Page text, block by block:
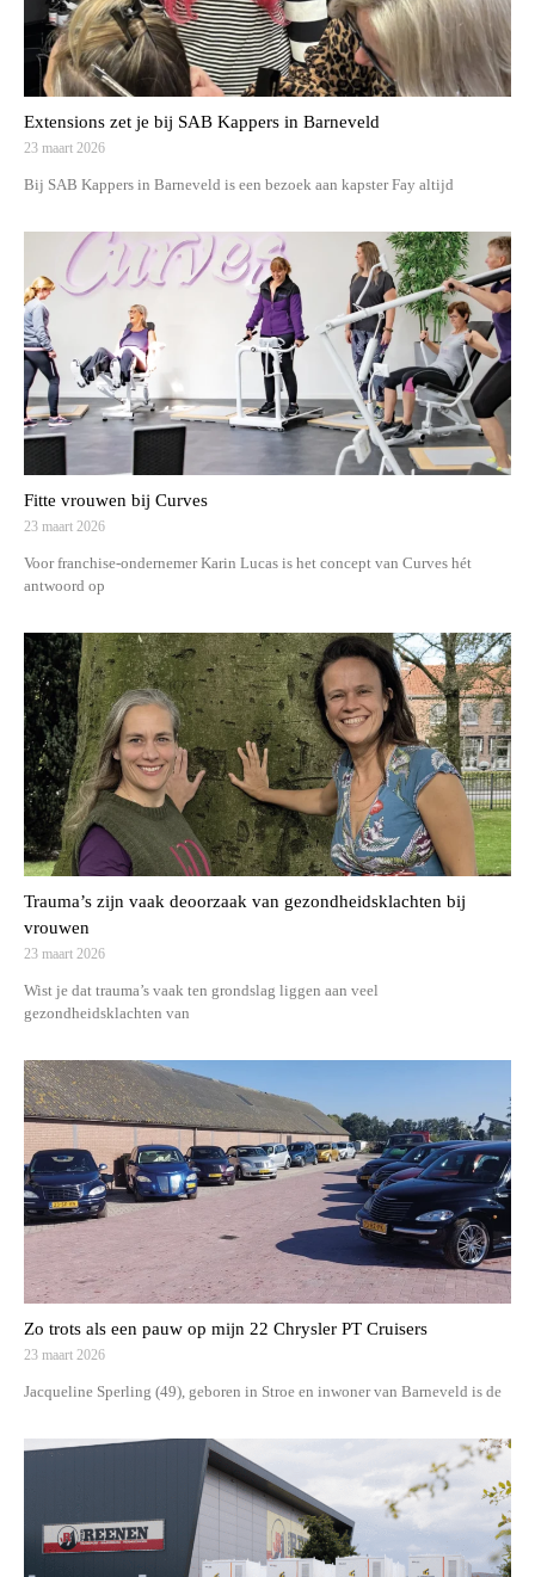
Extensions zet je bij SAB Kappers in Barneveld
23 maart 2026
Bij SAB Kappers in Barneveld is een bezoek aan kapster Fay altijd
Fitte vrouwen bij Curves
23 maart 2026
Voor franchise-ondernemer Karin Lucas is het concept van Curves hét
antwoord op
Trauma’s zijn vaak deoorzaak van gezondheidsklachten bij
vrouwen
23 maart 2026
Wist je dat trauma’s vaak ten grondslag liggen aan veel
gezondheidsklachten van
Zo trots als een pauw op mijn 22 Chrysler PT Cruisers
23 maart 2026
Jacqueline Sperling (49), geboren in Stroe en inwoner van Barneveld is de